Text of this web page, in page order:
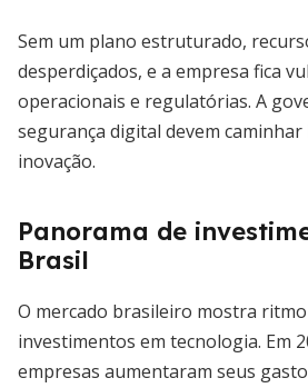
Sem um plano estruturado,
desperdiçados, e a empresa fica
operacionais e regulatórias. A
segurança digital devem caminhar
inovação.
Panorama de
Brasil
O mercado brasileiro mostra
investimentos em tecnologia. Em
empresas aumentaram seus